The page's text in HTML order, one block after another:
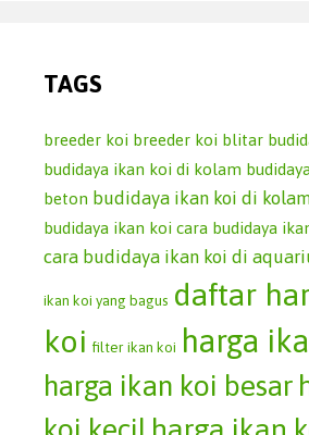
TAGS
breeder koi breeder koi blitar
budidaya ikan koi di kolam
beton budidaya ikan koi di
budidaya ikan koi cara budidaya
cara budidaya ikan koi di
ikan koi yang bagus daftar
koi filter ikan koi harga
harga ikan koi besar